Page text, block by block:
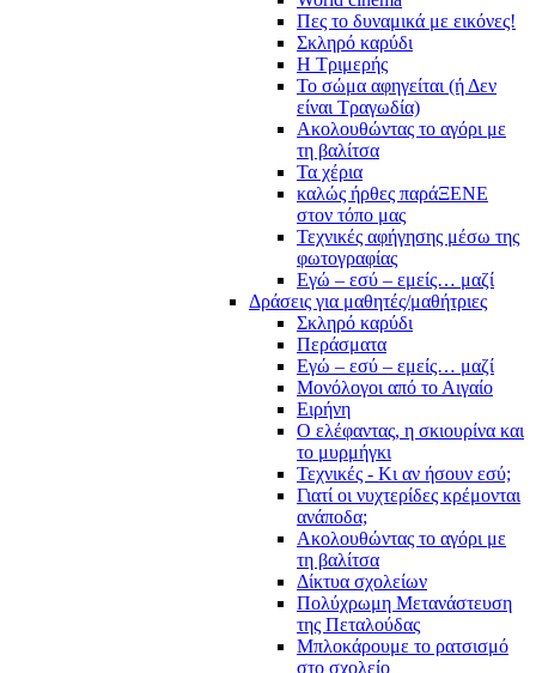
Πες το δυναμικά με εικόνες!
Σκληρό καρύδι
Η Τριμερής
Το σώμα αφηγείται (ή Δεν
είναι Τραγωδία)
Ακολουθώντας το αγόρι με
τη βαλίτσα
Τα χέρια
καλώς ήρθες παράΞΕΝΕ
στον τόπο μας
Τεχνικές αφήγησης μέσω της
φωτογραφίας
Εγώ – εσύ – εμείς… μαζί
Δράσεις για μαθητές/μαθήτριες
Σκληρό καρύδι
Περάσματα
Εγώ – εσύ – εμείς… μαζί
Μονόλογοι από το Αιγαίο
Ειρήνη
Ο ελέφαντας, η σκιουρίνα και
το μυρμήγκι
Τεχνικές - Κι αν ήσουν εσύ;
Γιατί οι νυχτερίδες κρέμονται
ανάποδα;
Ακολουθώντας το αγόρι με
τη βαλίτσα
Δίκτυα σχολείων
Πολύχρωμη Μετανάστευση
της Πεταλούδας
Μπλοκάρουμε το ρατσισμό
στο σχολείο